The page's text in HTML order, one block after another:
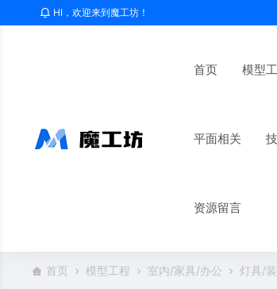
HI，欢迎来到魔工坊！
首页 模型
平面相关
资源留言
首页 模型工程 室内/家具/办公 灯具/